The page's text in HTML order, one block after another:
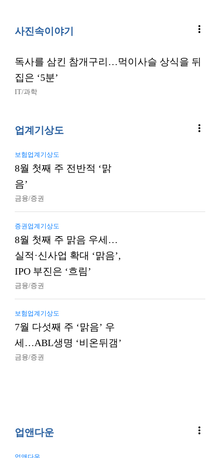
사진속이야기 more_vert
독사를 삼킨 참개구리…먹이사슬 상식을 뒤
집은 ‘5분’
IT/과학
업계기상도 more_vert
보험업계기상도
8월 첫째 주 전반적 ‘맑
음’
금융/증권
증권업계기상도
8월 첫째 주 맑음 우세…
실적·신사업 확대 ‘맑음’,
IPO 부진은 ‘흐림’
금융/증권
보험업계기상도
7월 다섯째 주 ‘맑음’ 우
세…ABL생명 ‘비온뒤갬’
금융/증권
업앤다운 more_vert